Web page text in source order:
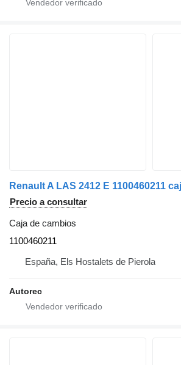
Precio a consultar
Caja de cambios
1100460211
España, Els Hostalets de Pierola
Autorec